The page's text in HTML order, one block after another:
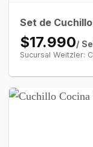
Set de
$17.990/
Sucursal Weitzler: